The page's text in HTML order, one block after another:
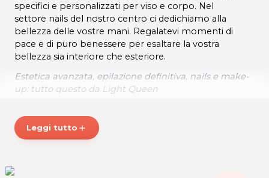
specifici e personalizzati per viso e corpo. Nel
settore nails del nostro centro ci dedichiamo alla
bellezza delle vostre mani. Regalatevi momenti di
pace e di puro benessere per esaltare la vostra
bellezza sia interiore che esteriore.
Estetica avanzata, epilazione definitiva, nails e make-
up: tutto questo da Light Queen
Lunedì: 14:00 – 18:00
Martedì: 9:30 – 18:00
Leggi tutto add